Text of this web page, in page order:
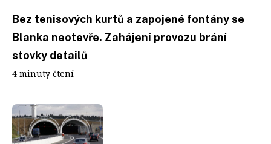
Bez tenisových kurtů a zapojené fontány se
Blanka neotevře. Zahájení provozu brání
stovky detailů
4 minuty čtení